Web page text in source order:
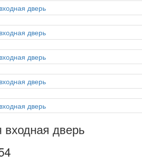
дверь